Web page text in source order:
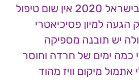
שידבר איתו אבל בישראל 2020 אין שום טיפול
למיון פסיכיאטרי
יש תובנה מספיקה
כמה ימים של חרדה וחוסר
אתמול מיקום וויז מהוד